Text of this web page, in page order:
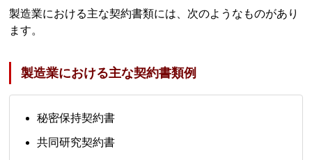
製造業における主な契約書類には、次のようなものがあり
ます。
製造業における主な契約書類例
秘密保持契約書
共同研究契約書